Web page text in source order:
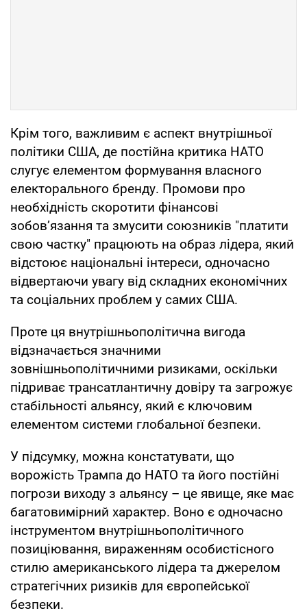
Крім того, важливим є аспект внутрішньої
політики США, де постійна критика НАТО
слугує елементом формування власного
електорального бренду. Промови про
необхідність скоротити фінансові
зобов’язання та змусити союзників "платити
свою частку" працюють на образ лідера, який
відстоює національні інтереси, одночасно
відвертаючи увагу від складних економічних
та соціальних проблем у самих США.
Проте ця внутрішньополітична вигода
відзначається значними
зовнішньополітичними ризиками, оскільки
підриває трансатлантичну довіру та загрожує
стабільності альянсу, який є ключовим
елементом системи глобальної безпеки.
У підсумку, можна констатувати, що
ворожість Трампа до НАТО та його постійні
погрози виходу з альянсу – це явище, яке має
багатовимірний характер. Воно є одночасно
інструментом внутрішньополітичного
позиціювання, вираженням особистісного
стилю американського лідера та джерелом
стратегічних ризиків для європейської
безпеки.